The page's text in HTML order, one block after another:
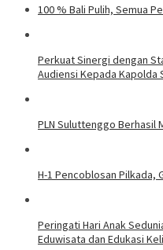
100 % Bali Pulih, Semua
Perkuat Sinergi dengan
Audiensi Kepada Kapolda
PLN Suluttenggo Berhasil
H-1 Pencoblosan Pilkada,
Peringati Hari Anak
Eduwisata dan Edukasi